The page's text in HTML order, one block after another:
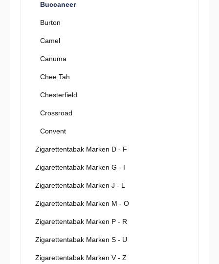
Buccaneer
Burton
Camel
Canuma
Chee Tah
Chesterfield
Crossroad
Convent
Zigarettentabak Marken D - F
Zigarettentabak Marken G - I
Zigarettentabak Marken J - L
Zigarettentabak Marken M - O
Zigarettentabak Marken P - R
Zigarettentabak Marken S - U
Zigarettentabak Marken V - Z